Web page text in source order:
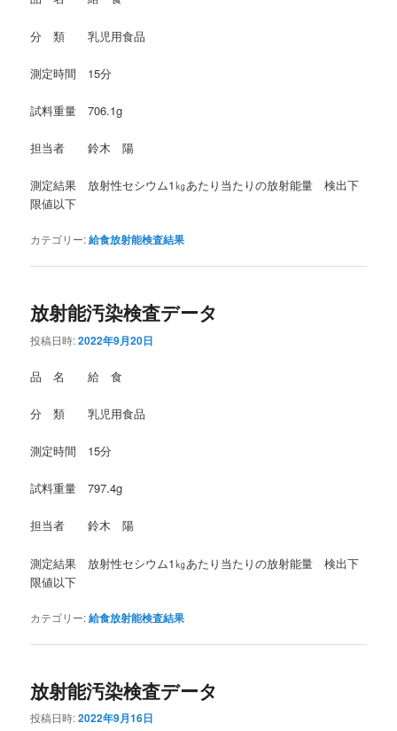
分 類 乳児用食品
測定時間 15分
試料重量 706.1g
担当者 鈴木 陽
測定結果 放射性セシウム1㎏あたり当たりの放射能量 検出下
限値以下
カテゴリー:給食放射能検査結果
放射能汚染検査データ
投稿日時:2022年9月20日
品 名 給 食
分 類 乳児用食品
測定時間 15分
試料重量 797.4g
担当者 鈴木 陽
測定結果 放射性セシウム1㎏あたり当たりの放射能量 検出下
限値以下
カテゴリー:給食放射能検査結果
放射能汚染検査データ
投稿日時:2022年9月16日